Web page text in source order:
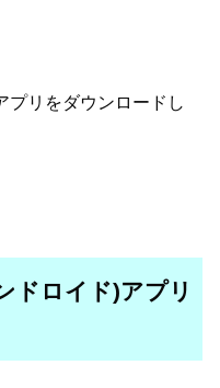
プリをダウンロードし
ドロイド)アプリ